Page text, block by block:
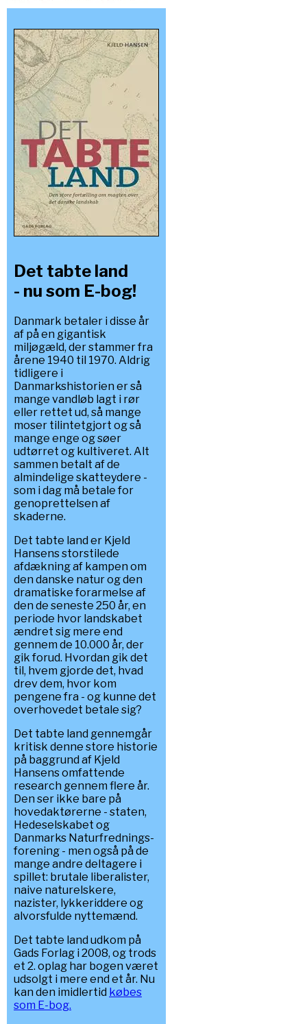
Det tabte land
- nu som E-bog!
Danmark betaler i disse år
af på en gigantisk
miljøgæld, der stammer fra
årene 1940 til 1970. Aldrig
tidligere i
Danmarkshistorien er så
mange vandløb lagt i rør
eller rettet ud, så mange
moser tilintetgjort og så
mange enge og søer
udtørret og kultiveret. Alt
sammen betalt af de
almindelige skatteydere -
som i dag må betale for
genoprettelsen af
skaderne.
Det tabte land er Kjeld
Hansens storstilede
afdækning af kampen om
den danske natur og den
dramatiske forarmelse af
den de seneste 250 år, en
periode hvor landskabet
ændret sig mere end
gennem de 10.000 år, der
gik forud. Hvordan gik det
til, hvem gjorde det, hvad
drev dem, hvor kom
pengene fra - og kunne det
overhovedet betale sig?
Det tabte land gennemgår
kritisk denne store historie
på baggrund af Kjeld
Hansens omfattende
research gennem flere år.
Den ser ikke bare på
hovedaktørerne - staten,
Hedeselskabet og
Danmarks Naturfrednings-
forening - men også på de
mange andre deltagere i
spillet: brutale liberalister,
naive naturelskere,
nazister, lykkeriddere og
alvorsfulde nyttemænd.
Det tabte land udkom på
Gads Forlag i 2008, og trods
et 2. oplag har bogen været
udsolgt i mere end et år. Nu
kan den imidlertid købes
som E-bog.